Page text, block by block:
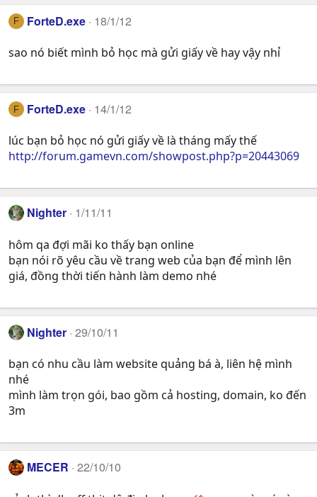
F ForteD.exe 18/1/12
sao nó biết mình bỏ học mà gửi giấy về hay vậy nhỉ
F ForteD.exe 14/1/12
lúc bạn bỏ học nó gửi giấy về là tháng mấy thế
http://forum.gamevn.com/showpost.php?p=20443069
Nighter 1/11/11
hôm qa đợi mãi ko thấy bạn online
bạn nói rõ yêu cầu về trang web của bạn để mình lên
giá, đồng thời tiến hành làm demo nhé
Nighter 29/10/11
bạn có nhu cầu làm website quảng bá à, liên hệ mình
nhé
mình làm trọn gói, bao gồm cả hosting, domain, ko đến
3m
MECER 22/10/10